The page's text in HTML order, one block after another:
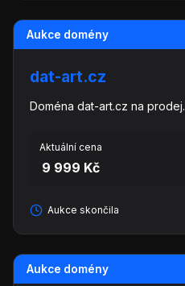
Aukce domény
dat-art.cz
Doména dat-art.cz na prodej.
Aktuální cena
9 999 Kč
Aukce skončila
Aukce domény